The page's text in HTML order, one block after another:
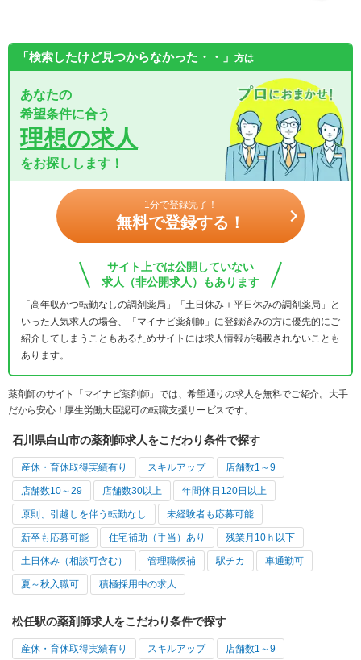
「検索したけど見つからなかった・・」 方は
あなたの
希望条件に合う
理想の求人
をお探しします！
1分で登録完了！
無料で登録する！
サイト上では公開していない
求人（非公開求人）もあります
「高年収かつ転勤なしの調剤薬局」「土日休み＋平日休みの調剤薬局」と
いった人気求人の場合、「マイナビ薬剤師」に登録済みの方に優先的にご
紹介してしまうこともあるためサイトには求人情報が掲載されないことも
あります。
薬剤師のサイト「マイナビ薬剤師」では、希望通りの求人を無料でご紹介。大手
だから安心！厚生労働大臣認可の転職支援サービスです。
石川県白山市の薬剤師求人をこだわり条件で探す
産休・育休取得実績有り スキルアップ 店舗数1～9
店舗数10～29 店舗数30以上 年間休日120日以上
原則、引越しを伴う転勤なし 未経験者も応募可能
新卒も応募可能 住宅補助（手当）あり 残業月10ｈ以下
土日休み（相談可含む） 管理職候補 駅チカ 車通勤可
夏～秋入職可 積極採用中の求人
松任駅の薬剤師求人をこだわり条件で探す
産休・育休取得実績有り スキルアップ 店舗数1～9